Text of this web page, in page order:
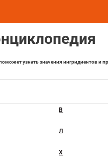
узнать значения ингридиентов и
В
Л
Х